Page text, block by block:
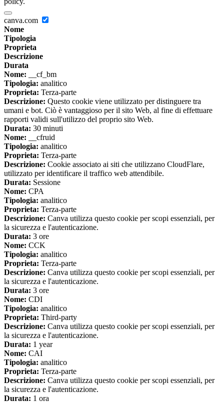
canva.com
Nome
Tipologia
Proprieta
Descrizione
Durata
Nome: __cf_bm
Tipologia: analitico
Proprieta: Terza-parte
Descrizione: Questo cookie viene utilizzato per distinguere tra
umani e bot. Ciò è vantaggioso per il sito Web, al fine di effettuare
rapporti validi sull'utilizzo del proprio sito Web.
Durata: 30 minuti
Nome: __cfruid
Tipologia: analitico
Proprieta: Terza-parte
Descrizione: Cookie associato ai siti che utilizzano CloudFlare,
utilizzato per identificare il traffico web attendibile.
Durata: Sessione
Nome: CPA
Tipologia: analitico
Proprieta: Terza-parte
Descrizione: Canva utilizza questo cookie per scopi essenziali, per
la sicurezza e l'autenticazione.
Durata: 3 ore
Nome: CCK
Tipologia: analitico
Proprieta: Terza-parte
Descrizione: Canva utilizza questo cookie per scopi essenziali, per
la sicurezza e l'autenticazione.
Durata: 3 ore
Nome: CDI
Tipologia: analitico
Proprieta: Third-party
Descrizione: Canva utilizza questo cookie per scopi essenziali, per
la sicurezza e l'autenticazione.
Durata: 1 year
Nome: CAI
Tipologia: analitico
Proprieta: Terza-parte
Descrizione: Canva utilizza questo cookie per scopi essenziali, per
la sicurezza e l'autenticazione.
Durata: 1 ora